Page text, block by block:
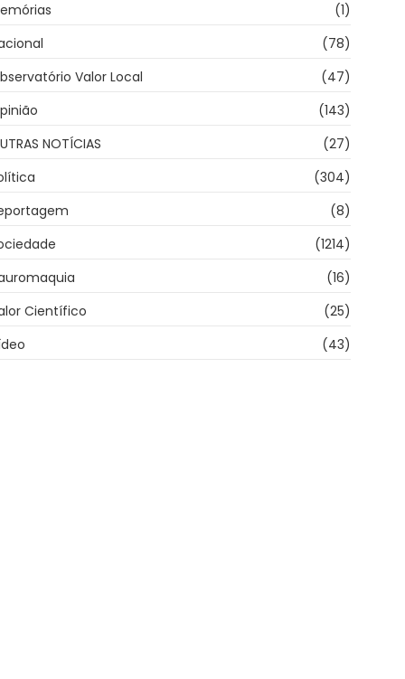
(1)
(78)
Valor Local
(47)
(143)
NOTÍCIAS
(27)
(304)
(8)
(1214)
(16)
Científico
(25)
(43)